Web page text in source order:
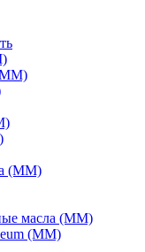
(ММ)
масла (ММ)
(ММ)